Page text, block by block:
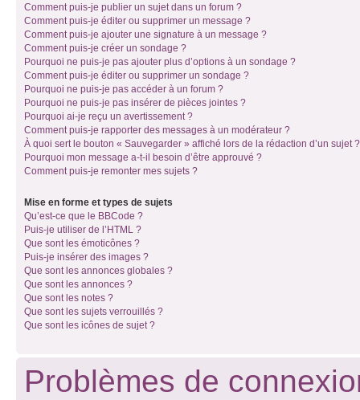
Comment puis-je publier un sujet dans un forum ?
Comment puis-je éditer ou supprimer un message ?
Comment puis-je ajouter une signature à un message ?
Comment puis-je créer un sondage ?
Pourquoi ne puis-je pas ajouter plus d’options à un sondage ?
Comment puis-je éditer ou supprimer un sondage ?
Pourquoi ne puis-je pas accéder à un forum ?
Pourquoi ne puis-je pas insérer de pièces jointes ?
Pourquoi ai-je reçu un avertissement ?
Comment puis-je rapporter des messages à un modérateur ?
À quoi sert le bouton « Sauvegarder » affiché lors de la rédaction d’un sujet ?
Pourquoi mon message a-t-il besoin d’être approuvé ?
Comment puis-je remonter mes sujets ?
Mise en forme et types de sujets
Qu’est-ce que le BBCode ?
Puis-je utiliser de l’HTML ?
Que sont les émoticônes ?
Puis-je insérer des images ?
Que sont les annonces globales ?
Que sont les annonces ?
Que sont les notes ?
Que sont les sujets verrouillés ?
Que sont les icônes de sujet ?
Problèmes de